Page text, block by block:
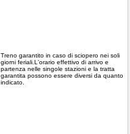
Treno garantito in caso di sciopero nei soli
giorni feriali.L'orario effettivo di arrivo e
partenza nelle singole stazioni e la tratta
garantita possono essere diversi da quanto
indicato.